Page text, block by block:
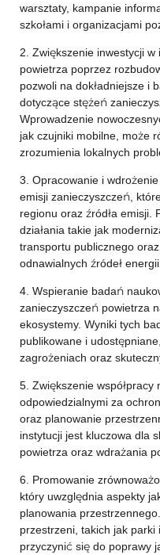
warsztaty, kampanie
szkołami i organizacjami
2. Zwiększenie inwestycji
powietrza poprzez
pozwoli na dokładniejsze i
dotyczące stężeń
Wprowadzenie
jak czujniki mobilne, może
zrozumienia lokalnych
3. Opracowanie i
emisji zanieczyszczeń,
regionu oraz źródła emisji.
działania takie jak
transportu publicznego
odnawialnych źródeł
4. Wspieranie badań
zanieczyszczeń powietrza
ekosystemy. Wyniki tych
publikowane i
zagrożeniach oraz
5. Zwiększenie współpracy
odpowiedzialnymi za
oraz planowanie
instytucji jest kluczowa dla
powietrza oraz wdrażania
6. Promowanie
który uwzględnia aspekty
planowania
przestrzeni, takich jak
przyczynić się do poprawy